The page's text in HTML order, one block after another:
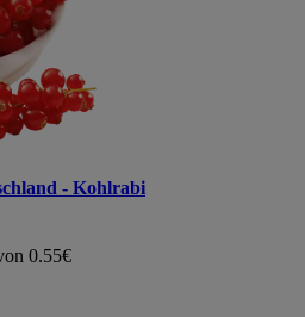
- Kohlrabi
0.55€